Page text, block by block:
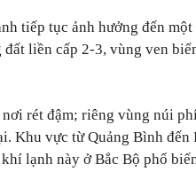
tiếp tục ảnh hưởng đến
liền cấp 2-3, vùng ven
rét đậm; riêng vùng núi
Khu vực từ Quảng Bình đến
lạnh này ở Bắc Bộ phổ